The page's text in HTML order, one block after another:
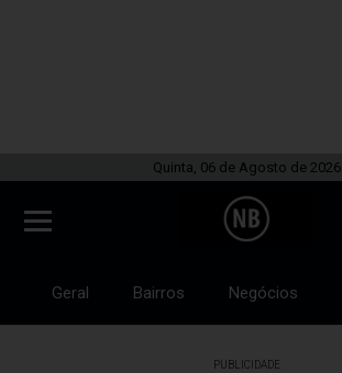
Quinta, 06 de Agosto de 2026
Geral Bairros Negócios
PUBLICIDADE